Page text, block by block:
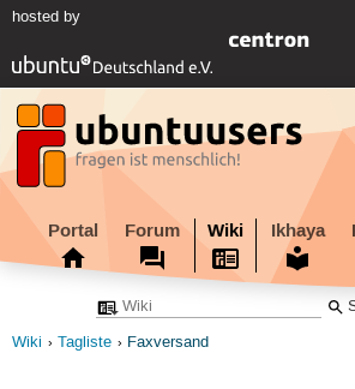
hosted by
Portal Forum Wiki Ikhaya
Wiki Tagliste Faxversand